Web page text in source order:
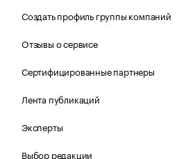
Создать профиль группы компаний
Отзывы о сервисе
Сертифицированные партнеры
Лента публикаций
Эксперты
Выбор редакции